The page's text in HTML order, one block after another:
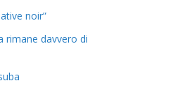
noir”
rimane davvero di